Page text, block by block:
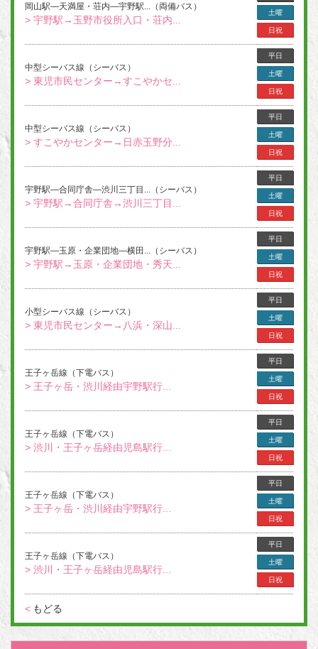
岡山駅―天満屋・荘内―宇野駅...（両備バス）
> 宇野駅→玉野市役所入口・荘内...
土曜
日祝
中型シーバス線（シーバス）
> 東児市民センター→すこやかセ...
平日
土曜
日祝
中型シーバス線（シーバス）
> すこやかセンター→日赤玉野分...
平日
土曜
日祝
宇野駅―合同庁舎―渋川三丁目...（シーバス）
> 宇野駅→合同庁舎→渋川三丁目...
平日
土曜
日祝
宇野駅―玉原・企業団地―横田...（シーバス）
> 宇野駅→玉原・企業団地・秀天...
平日
土曜
日祝
小型シーバス線（シーバス）
> 東児市民センター→八浜・深山...
平日
土曜
日祝
王子ヶ岳線（下電バス）
> 王子ヶ岳・渋川経由宇野駅行...
平日
土曜
日祝
王子ヶ岳線（下電バス）
> 渋川・王子ヶ岳経由児島駅行...
平日
土曜
日祝
王子ヶ岳線（下電バス）
> 王子ヶ岳・渋川経由宇野駅行...
平日
土曜
日祝
王子ヶ岳線（下電バス）
> 渋川・王子ヶ岳経由児島駅行...
平日
土曜
日祝
< もどる